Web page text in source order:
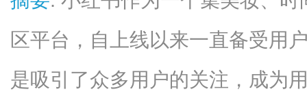
区平台，自上线以来一直备受用
是吸引了众多用户的关注，成为